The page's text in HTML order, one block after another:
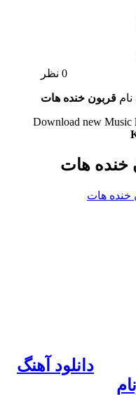
نام قربون خنده هات
Download new Music
خنده هات
دانلود آهنگ